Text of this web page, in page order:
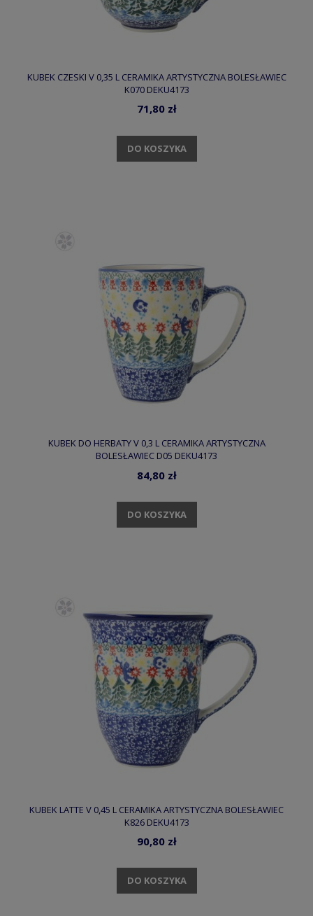
KUBEK CZESKI V 0,35 L CERAMIKA ARTYSTYCZNA BOLESŁAWIEC
K070 DEKU4173
71,80 zł
DO KOSZYKA
KUBEK DO HERBATY V 0,3 L CERAMIKA ARTYSTYCZNA
BOLESŁAWIEC D05 DEKU4173
84,80 zł
DO KOSZYKA
KUBEK LATTE V 0,45 L CERAMIKA ARTYSTYCZNA BOLESŁAWIEC
K826 DEKU4173
90,80 zł
DO KOSZYKA